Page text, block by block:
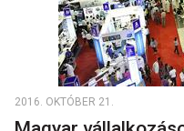
2016. OKTÓBER 21.